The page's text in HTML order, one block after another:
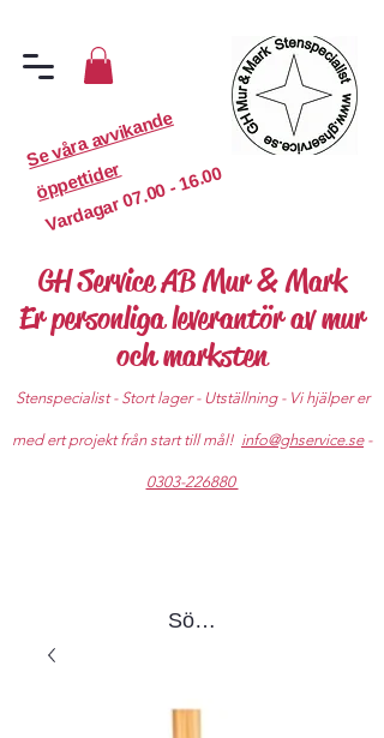
S
e
v
år
a
a
v
vi
k
a
n
d
e
ö
p
p
etti
d
er
Vardagar
07.00 - 16.00
GH Service AB Mur & Mark
Er personliga leverantör av mur
och marksten
Stenspecialist - Stort lager - Utställning - Vi hjälper er
med ert projekt från start till mål! info@ghservice.se-
0303-226880
Sök produkter